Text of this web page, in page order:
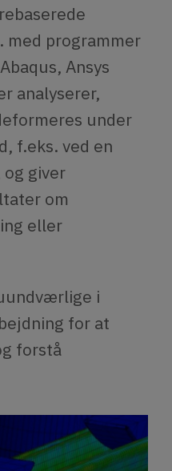
med programmer
Ansys
analyserer,
under
f.eks. ved en
giver
om
eller
i
for at
forstå